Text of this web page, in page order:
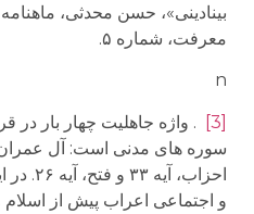
بینادینی»، حسن محدثی،
معرفت، شماره ۵.
n
[3]
. واژه جاهلیت چهار بار در
احزاب،
و اجتماعی اعراب پیش از